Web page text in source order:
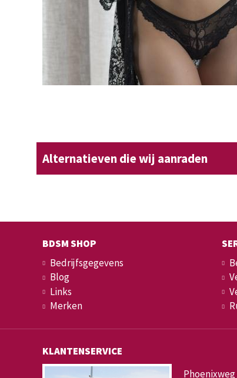
Alternatieven die wij aanraden
BDSM SHOP
Bedrijfsgegevens
Blog
Links
Merken
KLANTENSERVICE
Phoenixweg